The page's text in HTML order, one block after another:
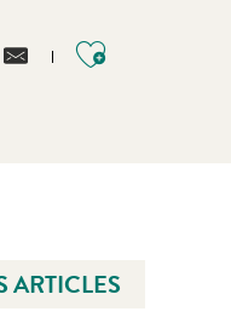
Ajouter
ARTICLES